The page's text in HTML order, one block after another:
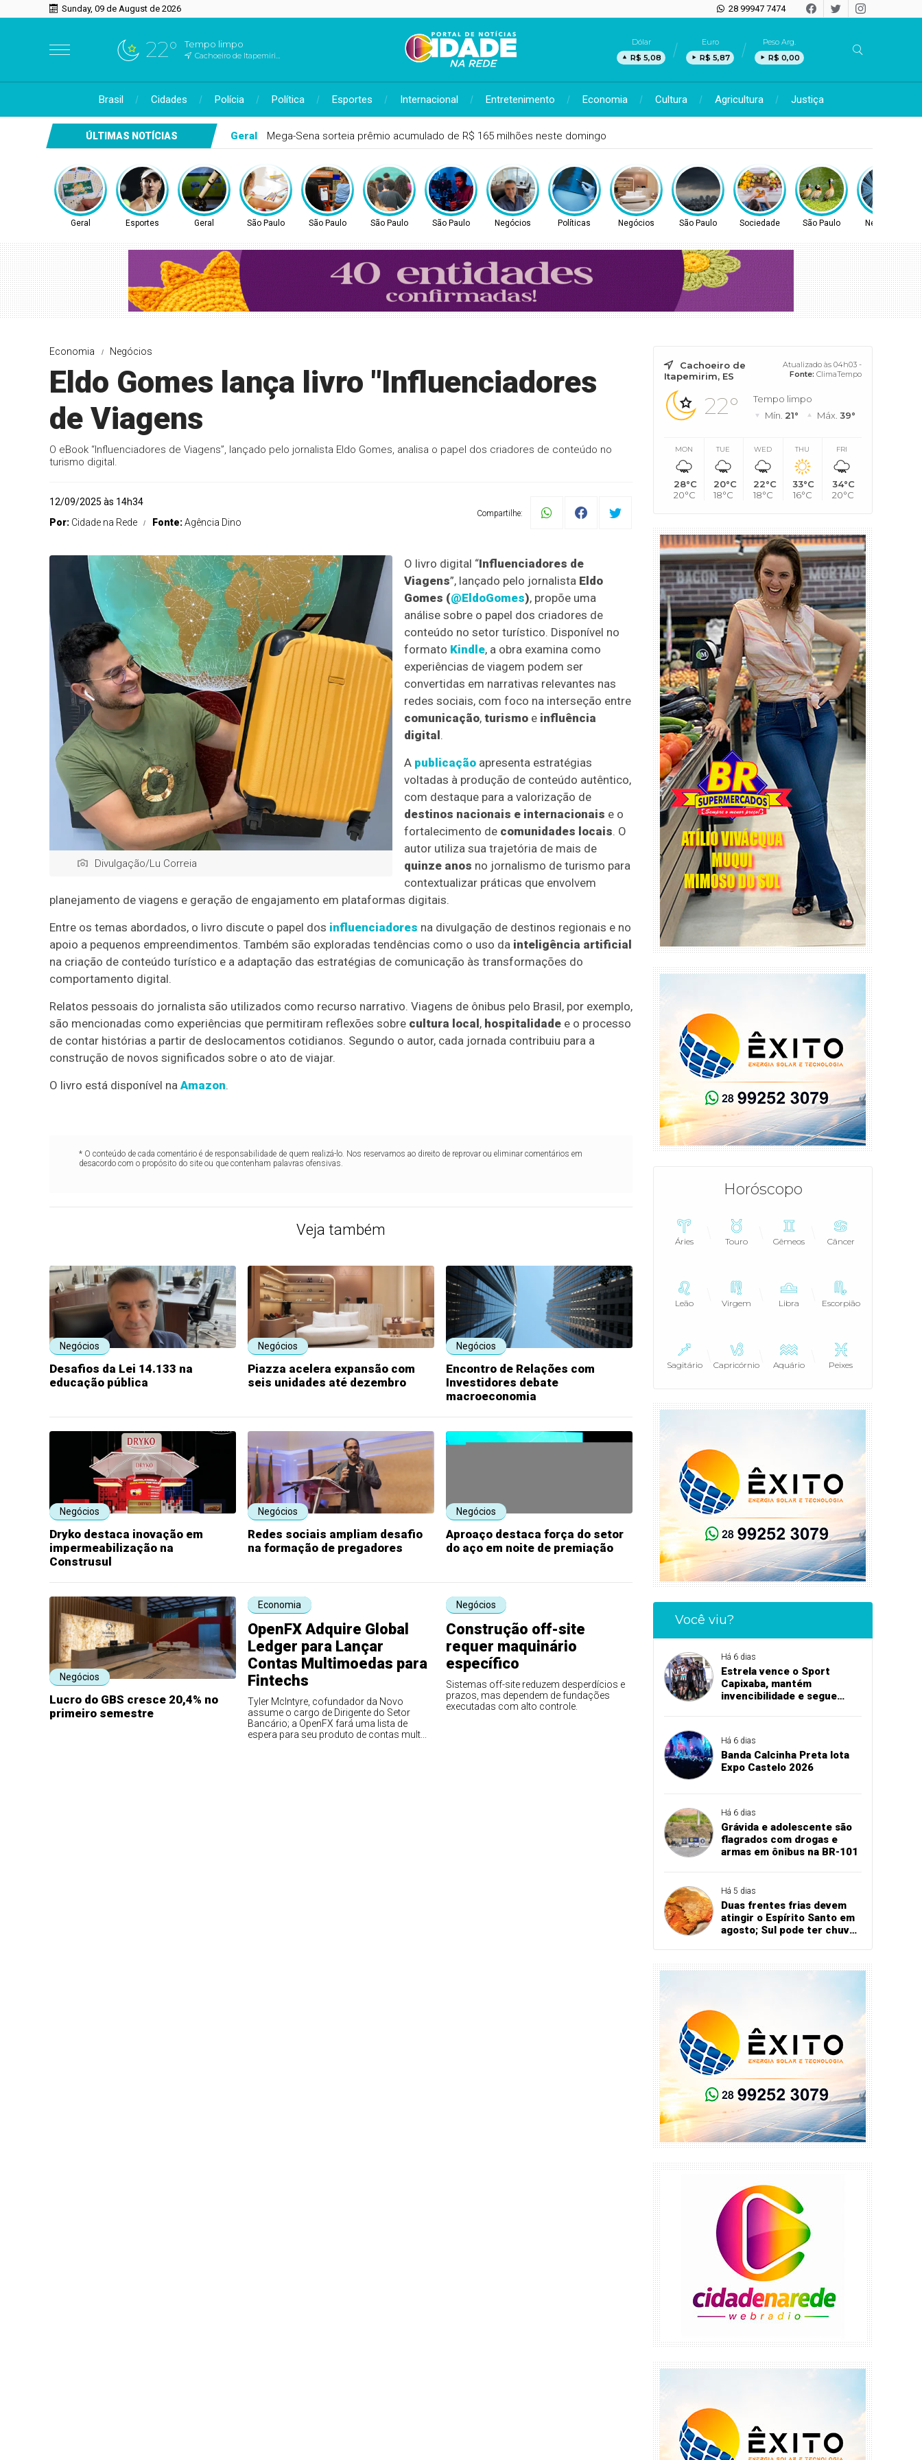
Sunday, 09 de August de 2026 28 99947 7474
22° Tempo limpo
Cachoeiro de Itapemirim, ES
Dólar
R$ 5,08
Euro
R$ 5,87
Peso Arg.
R$ 0,00
Brasil Cidades Polícia Política Esportes Internacional Entretenimento Economia Cultura Agricultura Justiça
ÚLTIMAS NOTÍCIAS Esportes Tenista Bia Haddad anuncia pausa na carreira neste segundo semestre
Geral Esportes Geral São Paulo São Paulo São Paulo São Paulo Negócios Políticas Negócios São Paulo Sociedade São Paulo Negócios
Economia Negócios
Eldo Gomes lança livro "Influenciadores
de Viagens
O eBook “Influenciadores de Viagens”, lançado pelo jornalista Eldo Gomes, analisa o papel dos criadores de conteúdo no
turismo digital.
12/09/2025 às 14h34
Por: Cidade na Rede Fonte:Agência Dino
Compartilhe:
Divulgação/Lu Correia
O livro digital “Influenciadores de
Viagens”, lançado pelo jornalista Eldo
Gomes (@EldoGomes), propõe uma
análise sobre o papel dos criadores de
conteúdo no setor turístico. Disponível no
formato Kindle, a obra examina como
experiências de viagem podem ser
convertidas em narrativas relevantes nas
redes sociais, com foco na interseção entre
comunicação, turismo e influência
digital .
A publicação apresenta estratégias
voltadas à produção de conteúdo autêntico,
com destaque para a valorização de
destinos nacionais e internacionais e o
fortalecimento de comunidades locais. O
autor utiliza sua trajetória de mais de
quinze anos no jornalismo de turismo para
contextualizar práticas que envolvem
planejamento de viagens e geração de engajamento em plataformas digitais.
Entre os temas abordados, o livro discute o papel dos influenciadores na divulgação de destinos regionais e no
apoio a pequenos empreendimentos. Também são exploradas tendências como o uso da inteligência artificial
na criação de conteúdo turístico e a adaptação das estratégias de comunicação às transformações do
comportamento digital.
Relatos pessoais do jornalista são utilizados como recurso narrativo. Viagens de ônibus pelo Brasil, por exemplo,
são mencionadas como experiências que permitiram reflexões sobre cultura local , hospitalidade e o processo
de contar histórias a partir de deslocamentos cotidianos. Segundo o autor, cada jornada contribuiu para a
construção de novos significados sobre o ato de viajar.
O livro está disponível na Amazon.
* O conteúdo de cada comentário é de responsabilidade de quem realizá-lo. Nos reservamos ao direito de reprovar ou eliminar comentários em
desacordo com o propósito do site ou que contenham palavras ofensivas.
Veja também
Negócios
Desafios da Lei 14.133 na
educação pública
Negócios
Piazza acelera expansão com
seis unidades até dezembro
Negócios
Encontro de Relações com
Investidores debate
macroeconomia
Negócios
Dryko destaca inovação em
impermeabilização na
Construsul
Negócios
Redes sociais ampliam desafio
na formação de pregadores
Negócios
Aproaço destaca força do setor
do aço em noite de premiação
Negócios
Lucro do GBS cresce 20,4% no
primeiro semestre
Economia
OpenFX Adquire Global
Ledger para Lançar
Contas Multimoedas para
Fintechs
Tyler McIntyre, cofundador da Novo
assume o cargo de Dirigente do Setor
Bancário; a OpenFX fará uma lista de
espera para seu produto de contas mult...
Negócios
Construção off-site
requer maquinário
específico
Sistemas off-site reduzem desperdícios e
prazos, mas dependem de fundações
executadas com alto controle.
Cachoeiro de
Itapemirim, ES
Atualizado às 04h03 -
Fonte: ClimaTempo
22°
Tempo limpo
Mín. 21° Máx. 39°
MON
28°C
20°C
TUE
20°C
18°C
WED
22°C
18°C
THU
33°C
16°C
FRI
34°C
20°C
Horóscopo
Áries Touro Gêmeos Câncer
Leão Virgem Libra Escorpião
Sagitário Capricórnio Aquário Peixes
Você viu?
Há 6 dias
Estrela vence o Sport
Capixaba, mantém
invencibilidade e segue
Há 6 dias
Banda Calcinha Preta lota
Expo Castelo 2026
Há 6 dias
Grávida e adolescente são
flagrados com drogas e
armas em ônibus na BR-101
Há 5 dias
Duas frentes frias devem
atingir o Espírito Santo em
agosto; Sul pode ter chuva